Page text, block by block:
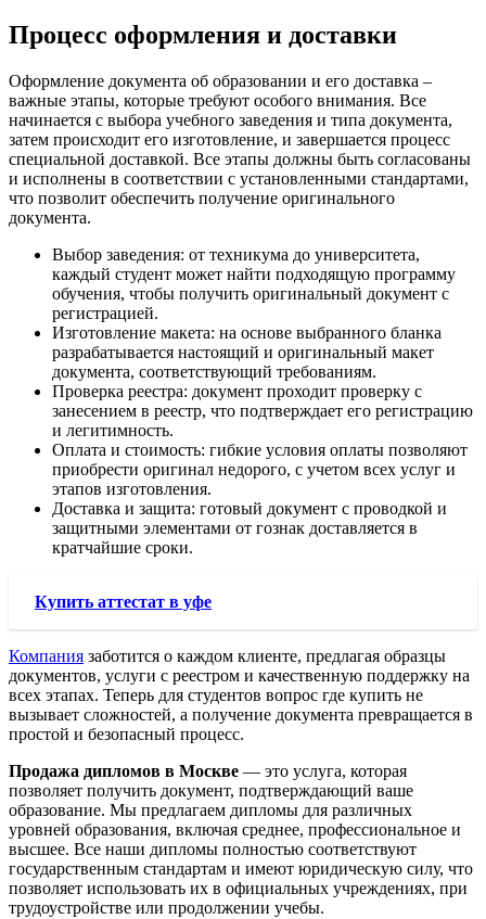
Процесс оформления и доставки
Оформление документа об образовании и его доставка –
важные этапы, которые требуют особого внимания. Все
начинается с выбора учебного заведения и типа документа,
затем происходит его изготовление, и завершается процесс
специальной доставкой. Все этапы должны быть согласованы
и исполнены в соответствии с установленными стандартами,
что позволит обеспечить получение оригинального
документа.
Выбор заведения: от техникума до университета,
каждый студент может найти подходящую программу
обучения, чтобы получить оригинальный документ с
регистрацией.
Изготовление макета: на основе выбранного бланка
разрабатывается настоящий и оригинальный макет
документа, соответствующий требованиям.
Проверка реестра: документ проходит проверку с
занесением в реестр, что подтверждает его регистрацию
и легитимность.
Оплата и стоимость: гибкие условия оплаты позволяют
приобрести оригинал недорого, с учетом всех услуг и
этапов изготовления.
Доставка и защита: готовый документ с проводкой и
защитными элементами от гознак доставляется в
кратчайшие сроки.
Купить аттестат в уфе
Компания заботится о каждом клиенте, предлагая образцы
документов, услуги с реестром и качественную поддержку на
всех этапах. Теперь для студентов вопрос где купить не
вызывает сложностей, а получение документа превращается в
простой и безопасный процесс.
Продажа дипломов в Москве — это услуга, которая
позволяет получить документ, подтверждающий ваше
образование. Мы предлагаем дипломы для различных
уровней образования, включая среднее, профессиональное и
высшее. Все наши дипломы полностью соответствуют
государственным стандартам и имеют юридическую силу, что
позволяет использовать их в официальных учреждениях, при
трудоустройстве или продолжении учебы.